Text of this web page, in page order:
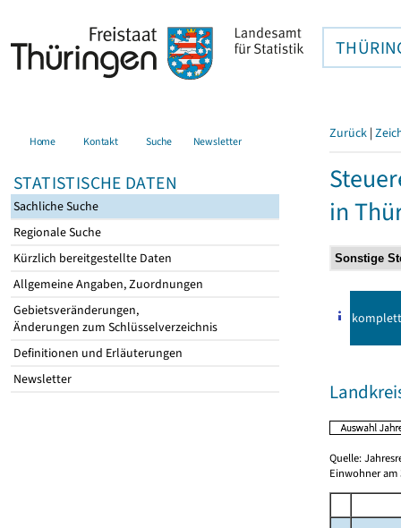
Home Kontakt Suche Newsletter
STATISTISCHE DATEN
Sachliche Suche
Regionale Suche
Kürzlich bereitgestellte Daten
Allgemeine Angaben, Zuordnungen
Gebietsveränderungen,
Änderungen zum Schlüsselverzeichnis
Definitionen und Erläuterungen
Newsletter
Zurück |
in
komplett
Quelle:
Einwohner am